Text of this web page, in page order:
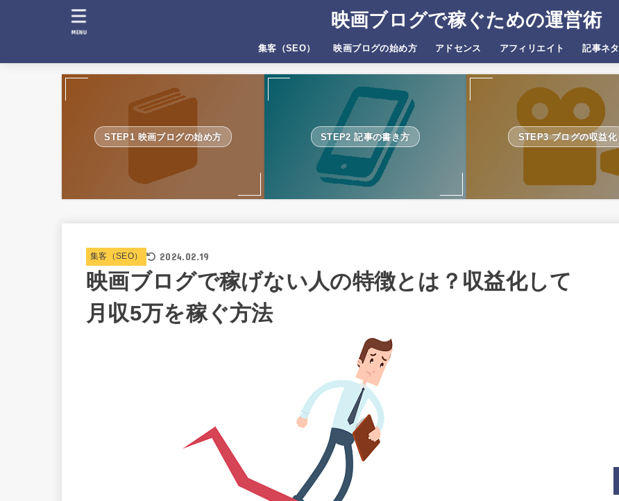
映画ブログで稼ぐための運営術
集客（SEO） 映画ブログの始め方 アドセンス アフィリエイト 記事ネタ
MENU
STEP1 映画ブログの始め方 STEP2 記事の書き方 STEP3 ブログの収益化
集客（SEO） 2024.02.19
映画ブログで稼げない人の特徴とは？収益化して
月収5万を稼ぐ方法